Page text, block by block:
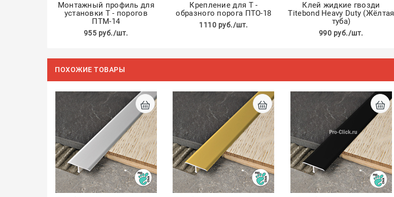
Монтажный профиль для
установки Т - порогов
ПТМ-14
955 руб./шт.
Крепление для Т -
образного порога ПТО-18
1110 руб./шт.
Клей жидкие гвозди
Titebond Heavy Duty (Жёлтая
туба)
990 руб./шт.
ПОХОЖИЕ ТОВАРЫ